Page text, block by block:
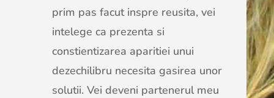
prim pas facut inspre reusita, vei
intelege ca prezenta si
constientizarea aparitiei unui
dezechilibru necesita gasirea unor
solutii. Vei deveni partenerul meu